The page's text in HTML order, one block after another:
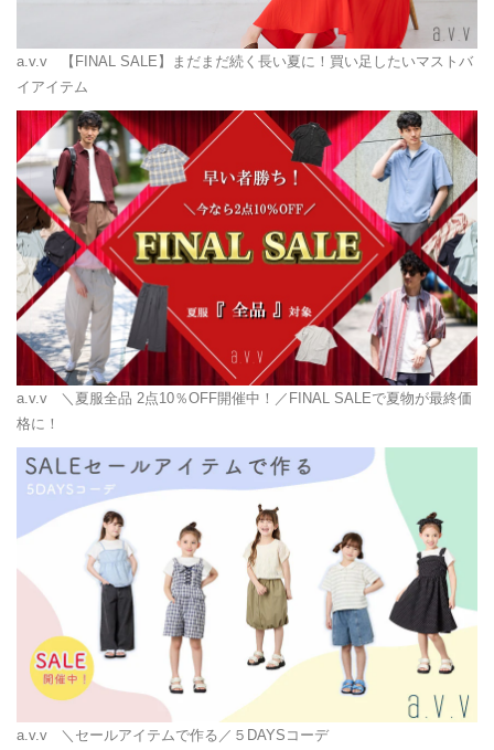
a.v.v 【FINAL SALE】まだまだ続く長い夏に！買い足したいマストバ
イアイテム
a.v.v ＼夏服全品 2点10％OFF開催中！／FINAL SALEで夏物が最終価
格に！
a.v.v ＼セールアイテムで作る／５DAYSコーデ